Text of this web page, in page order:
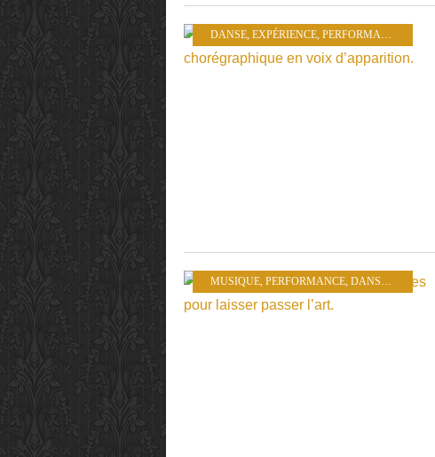
DANSE EXPÉRIENCE PERFORMANCE
MUSIQUE PERFORMANCE DANSE THÉÂTRE